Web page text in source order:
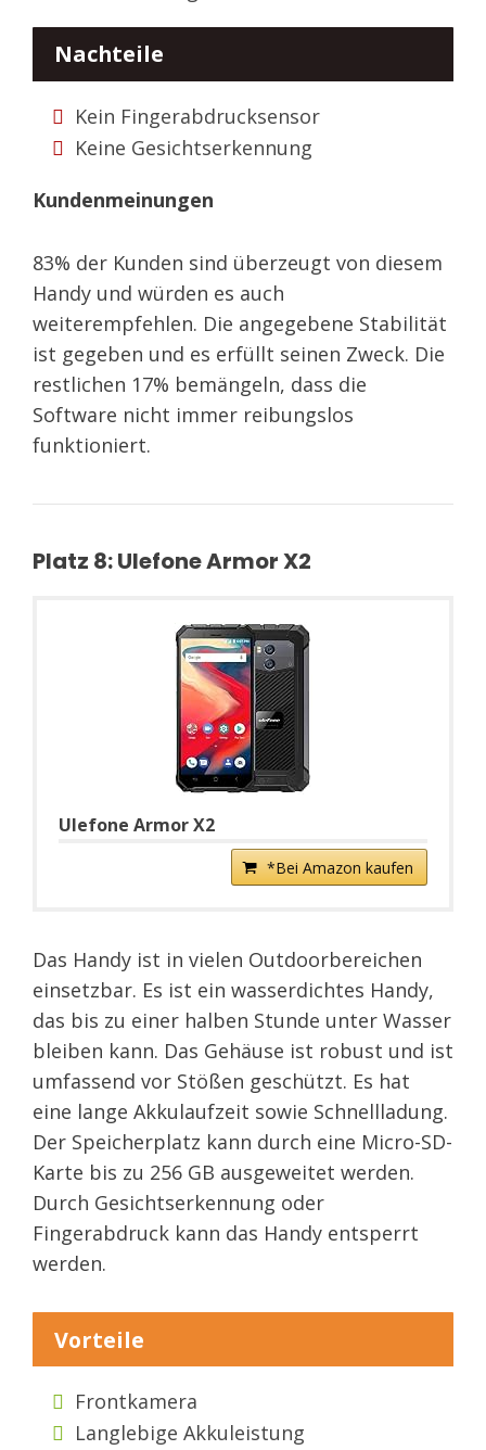
Nachteile
Kein Fingerabdrucksensor
Keine Gesichtserkennung
Kundenmeinungen
83% der Kunden sind überzeugt von diesem
Handy und würden es auch
weiterempfehlen. Die angegebene Stabilität
ist gegeben und es erfüllt seinen Zweck. Die
restlichen 17% bemängeln, dass die
Software nicht immer reibungslos
funktioniert.
Platz 8: Ulefone Armor X2
Ulefone Armor X2
*Bei Amazon kaufen
Das Handy ist in vielen Outdoorbereichen
einsetzbar. Es ist ein wasserdichtes Handy,
das bis zu einer halben Stunde unter Wasser
bleiben kann. Das Gehäuse ist robust und ist
umfassend vor Stößen geschützt. Es hat
eine lange Akkulaufzeit sowie Schnellladung.
Der Speicherplatz kann durch eine Micro-SD-
Karte bis zu 256 GB ausgeweitet werden.
Durch Gesichtserkennung oder
Fingerabdruck kann das Handy entsperrt
werden.
Vorteile
Frontkamera
Langlebige Akkuleistung